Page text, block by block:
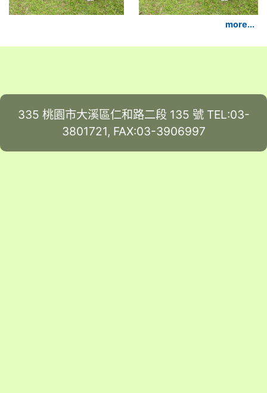
more...
335 桃園市大溪區仁和路二段 135 號 TEL:03-
3801721, FAX:03-3906997